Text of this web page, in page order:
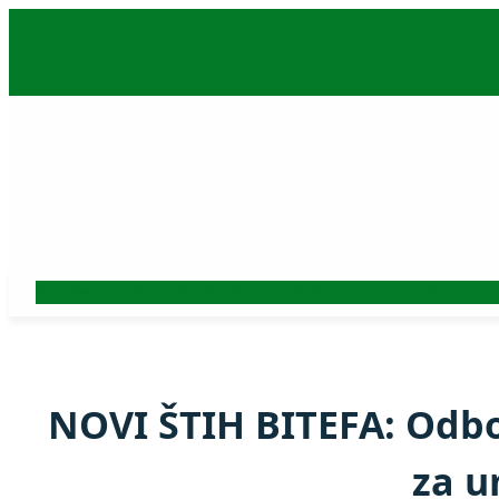
NOVI ŠTIH BITEFA:
za